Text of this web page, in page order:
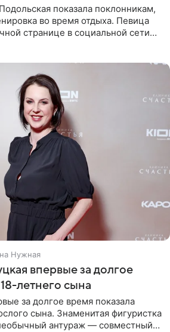
показала поклонникам,
во время отдыха. Певица
странице в социальной сети
Нужная
впервые за долгое
летнего сына
за долгое время показала
сына. Знаменитая фигуристка
антураж — совместный